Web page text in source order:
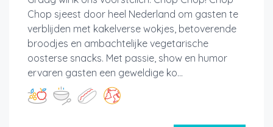
Chop sjeest door heel Nederland om gasten te
verblijden met kakelverse wokjes, betoverende
broodjes en ambachtelijke vegetarische
oosterse snacks. Met passie, show en humor
ervaren gasten een geweldige ko...